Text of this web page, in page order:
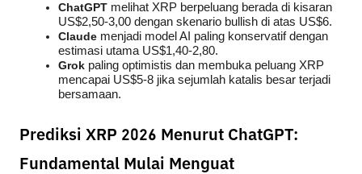
ChatGPT melihat XRP berpeluang berada di kisaran
US$2,50-3,00 dengan skenario bullish di atas US$6.
Claude menjadi model AI paling konservatif dengan
estimasi utama US$1,40-2,80.
Grok paling optimistis dan membuka peluang XRP
mencapai US$5-8 jika sejumlah katalis besar terjadi
bersamaan.
Prediksi XRP 2026 Menurut ChatGPT:
Fundamental Mulai Menguat